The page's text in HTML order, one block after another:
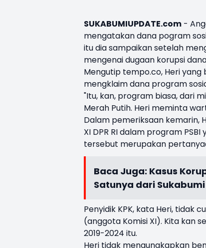
SUKABUMIUPDATE.com -
mengatakan dana pogram
itu dia sampaikan setelah
mengenai dugaan korupsi
Mengutip tempo.co, Heri
mengklaim dana program
"Itu, kan, program biasa, dari
Merah Putih. Heri meminta
Dalam pemeriksaan kemarin,
XI DPR RI dalam program
tersebut merupakan
Baca Juga: Kasus
Satunya dari Sukabumi
Penyidik KPK, kata Heri, tidak
(anggota Komisi XI). Kita kan
2019-2024 itu.
Heri tidak mengungkapkan